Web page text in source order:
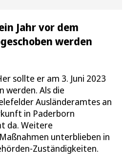
Jahr vor dem
werden
sollte er am 3. Juni 2023
werden. Als die
Ausländeramtes an
in Paderborn
da. Weitere
unterblieben in
Zuständigkeiten.